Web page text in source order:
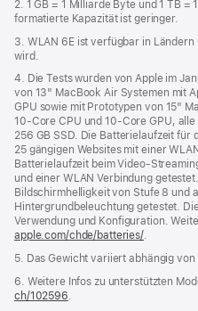
2. 1 GB = 1 Milliarde Byte und 1 TB
formatierte Kapazität ist geringer.
3. WLAN 6E ist verfügbar in
wird.
4. Die Tests wurden von Apple im
von 13" MacBook Air Systemen mit
GPU sowie mit Prototypen von 15"
10‑Core CPU und 10‑Core GPU,
256 GB SSD. Die Batterielaufzeit für
25 gängigen Websites mit einer
Batterielaufzeit beim Video-
und einer WLAN Verbindung
Bildschirmhelligkeit von Stufe 8 und
Hintergrundbeleuchtung getestet.
Verwendung und Konfiguration.
apple.com/chde/batteries/.
5. Das Gewicht variiert abhängig
6. Weitere Infos zu unterstützten
ch/102596